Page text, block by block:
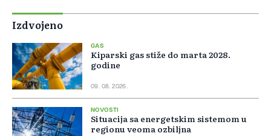
Izdvojeno
GAS
Kiparski gas stiže do marta 2028.
godine
09. 08. 2026.
NOVOSTI
Situacija sa energetskim sistemom u
regionu veoma ozbiljna